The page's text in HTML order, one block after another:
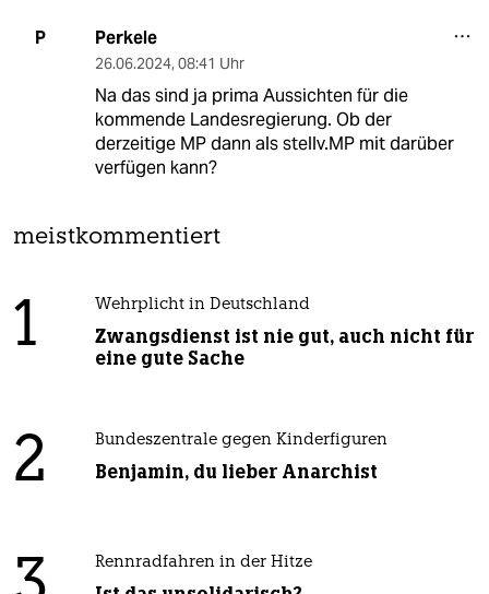
P Perkele
26.06.2024, 08:41 Uhr
Na das sind ja prima Aussichten für die
kommende Landesregierung. Ob der
derzeitige MP dann als stellv.MP mit darüber
verfügen kann?
meistkommentiert
1 Wehrplicht in Deutschland
Zwangsdienst ist nie gut, auch nicht für
eine gute Sache
2 Bundeszentrale gegen Kinderfiguren
Benjamin, du lieber Anarchist
Rennradfahren in der Hitze